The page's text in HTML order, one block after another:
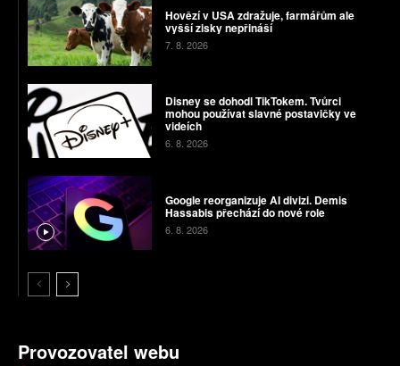
Hovězí v USA zdražuje, farmářům ale
vyšší zisky nepřináší
7. 8. 2026
Disney se dohodl TikTokem. Tvůrci
mohou používat slavné postavičky ve
videích
6. 8. 2026
Google reorganizuje AI divizi. Demis
Hassabis přechází do nové role
6. 8. 2026
Provozovatel webu